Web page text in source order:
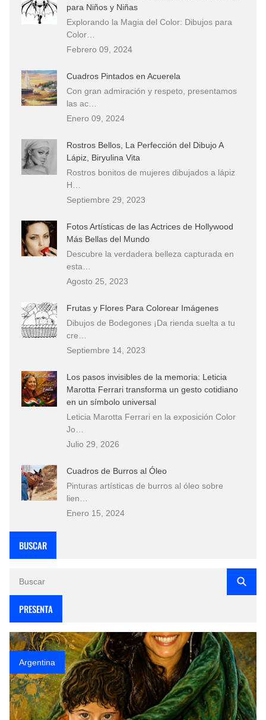
para Niños y Niñas
Explorando la Magia del Color: Dibujos para
Color…
Febrero 09, 2024
Cuadros Pintados en Acuerela
Con gran admiración y respeto, presentamos
las ac…
Enero 09, 2024
Rostros Bellos, La Perfección del Dibujo A
Lápiz, Biryulina Vita
Rostros bonitos de mujeres dibujados a lápiz
H…
Septiembre 29, 2023
Fotos Artísticas de las Actrices de Hollywood
Más Bellas del Mundo
Descubre la verdadera belleza capturada en
esta…
Agosto 25, 2023
Frutas y Flores Para Colorear Imágenes
Dibujos de Bodegones ¡Da rienda suelta a tu
cre…
Septiembre 14, 2023
Los pasos invisibles de la memoria: Leticia
Marotta Ferrari transforma un gesto cotidiano
en un símbolo universal
Leticia Marotta Ferrari en la exposición Color
Jo…
Julio 29, 2026
Cuadros de Burros al Óleo
Pinturas artísticas de burros al óleo sobre
lien…
Enero 15, 2024
BUSCAR
PRESENTA
Argentina